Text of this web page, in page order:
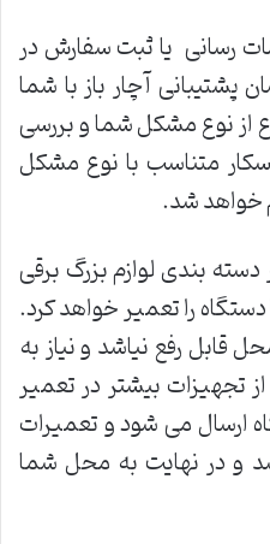
رسانی یا ثبت سفارش در
پشتیبانی آچار باز با شما
از نوع مشکل شما و بررسی
متناسب با نوع مشکل
خواهد شد.
بندی لوازم بزرگ برقی
را تعمیر خواهد کرد.
قابل رفع نیاشد و نیاز به
تجهیزات بیشتر در تعمیر
ارسال می شود و تعمیرات
و در نهایت به محل شما